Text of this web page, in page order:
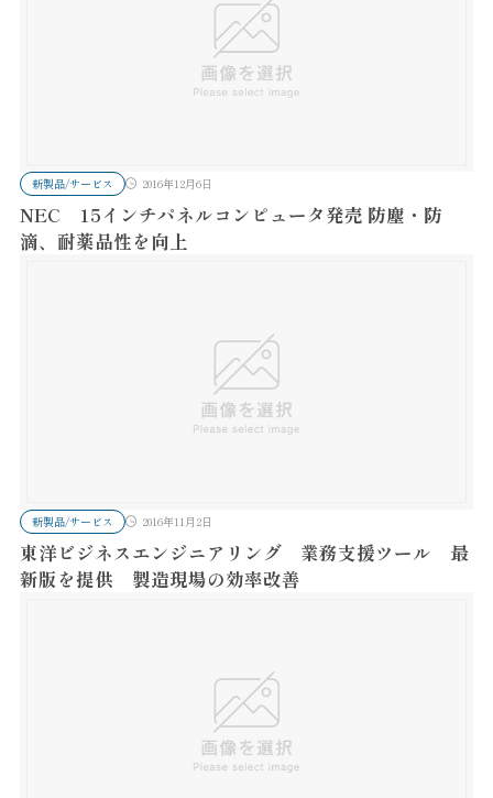
新製品/サービス 2016年12月6日
NEC 15インチパネルコンピュータ発売 防塵・防
滴、耐薬品性を向上
新製品/サービス 2016年11月2日
東洋ビジネスエンジニアリング 業務支援ツール 最
新版を提供 製造現場の効率改善